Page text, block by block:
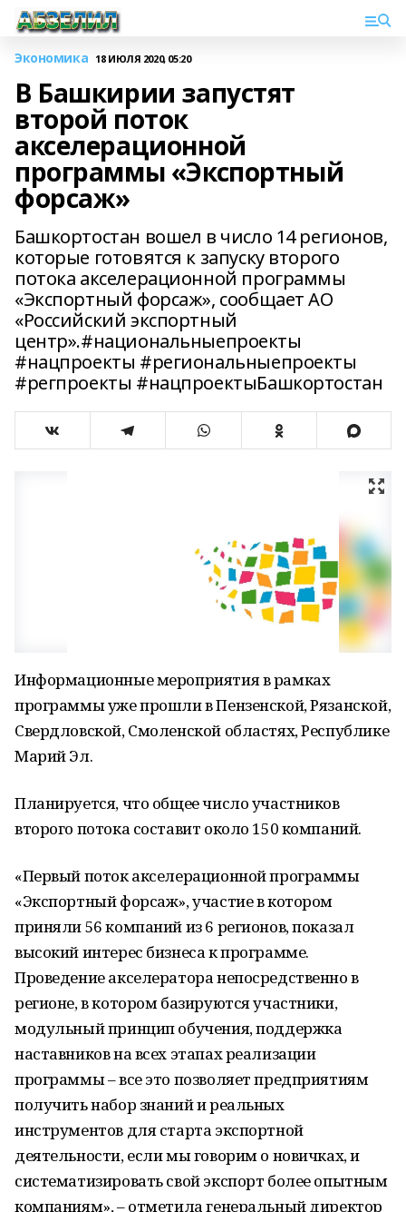
Экономика 18 ИЮЛЯ 2020, 05:20
В Башкирии запустят
второй поток
акселерационной
программы «Экспортный
форсаж»
Башкортостан вошел в число 14 регионов,
которые готовятся к запуску второго
потока акселерационной программы
«Экспортный форсаж», сообщает АО
«Российский экспортный
центр».#национальныепроекты
#нацпроекты #региональныепроекты
#регпроекты #нацпроектыБашкортостан
Информационные мероприятия в рамках
программы уже прошли в Пензенской, Рязанской,
Свердловской, Смоленской областях, Республике
Марий Эл.
Планируется, что общее число участников
второго потока составит около 150 компаний.
«Первый поток акселерационной программы
«Экспортный форсаж», участие в котором
приняли 56 компаний из 6 регионов, показал
высокий интерес бизнеса к программе.
Проведение акселератора непосредственно в
регионе, в котором базируются участники,
модульный принцип обучения, поддержка
наставников на всех этапах реализации
программы – все это позволяет предприятиям
получить набор знаний и реальных
инструментов для старта экспортной
деятельности, если мы говорим о новичках, и
систематизировать свой экспорт более опытным
компаниям», – отметила генеральный директор